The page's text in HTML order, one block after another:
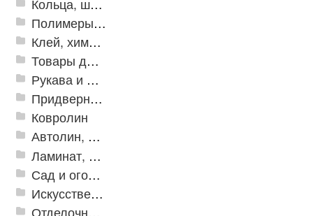
Кольца, шайбы, манжеты
Полимеры и пластики
Клей, химия, сопутствующие товары
Товары для дома
Рукава и шланги промышленные
Придверные решетки
Ковролин
Автолин, Транслин, Линолеум
Ламинат, Кварцвиниловая плитка SPC
Сад и огород
Искусственная трава
Отделочные профили